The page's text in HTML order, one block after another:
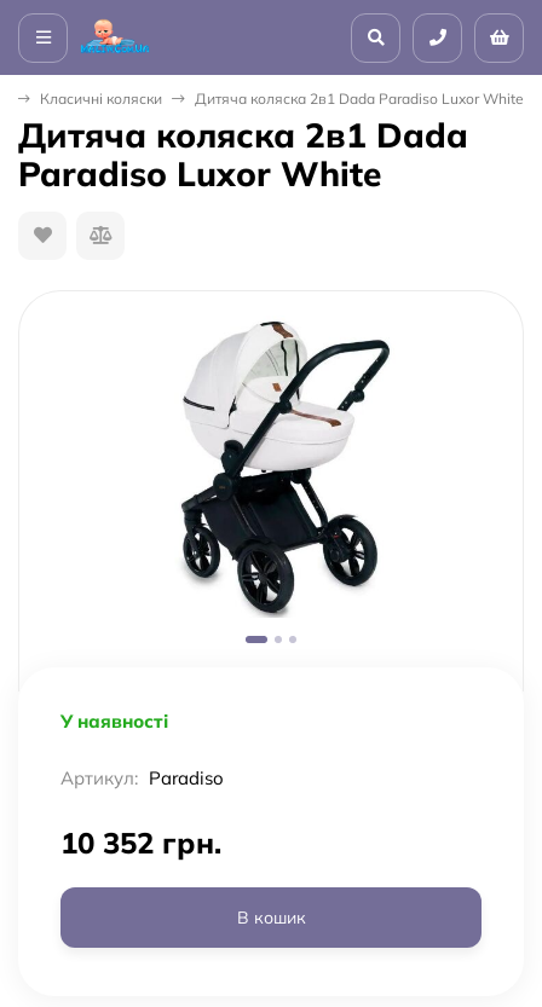
Класичні коляски Дитяча коляска 2в1 Dada Paradiso Luxor White
Дитяча коляска 2в1 Dada
Paradiso Luxor White
У наявності
Артикул: Paradiso
10 352 грн.
В кошик